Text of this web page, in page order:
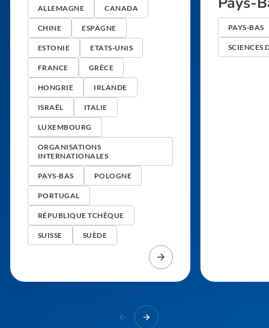
ALLEMAGNE CANADA
CHINE ESPAGNE
ESTONIE ETATS-UNIS
FRANCE GRÈCE
HONGRIE IRLANDE
ISRAËL ITALIE
LUXEMBOURG
ORGANISATIONS
INTERNATIONALES
PAYS-BAS POLOGNE
PORTUGAL
RÉPUBLIQUE TCHÈQUE
SUISSE SUÈDE
PAYS-BAS
SCIENCES